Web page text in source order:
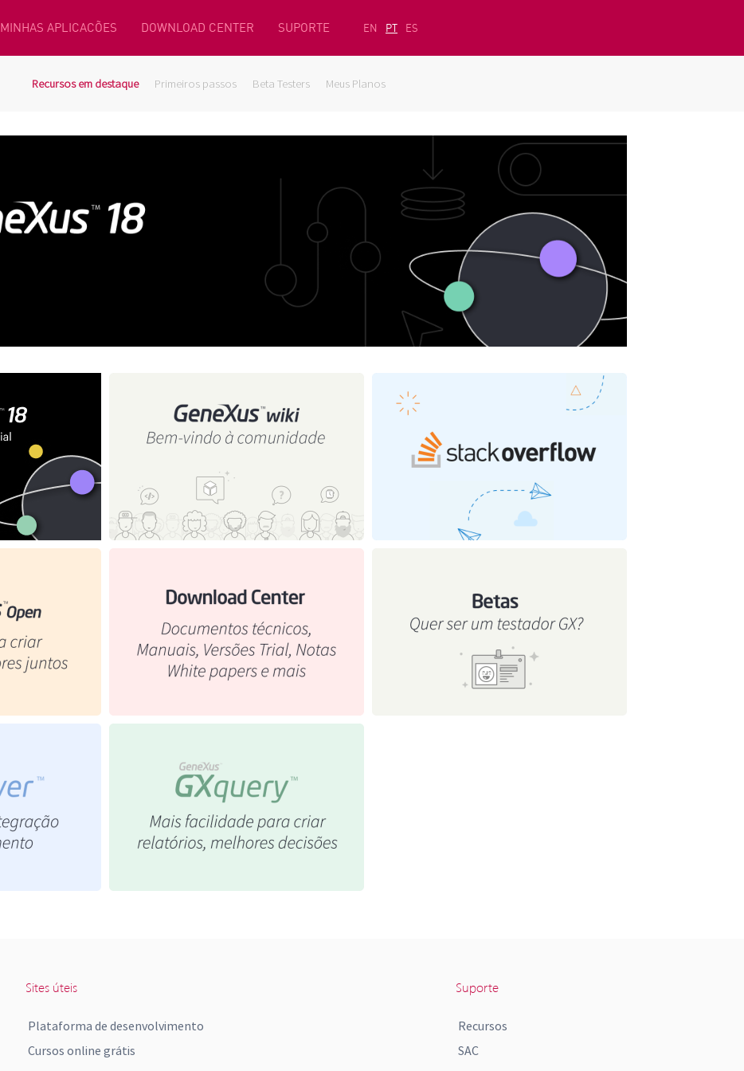
MINHAS APLICACÕES DOWNLOAD CENTER SUPORTE EN PT ES
Recursos em destaque Primeiros passos Beta Testers Meus Planos
Sites úteis
Plataforma de desenvolvimento
Cursos online grátis
Suporte
Recursos
SAC